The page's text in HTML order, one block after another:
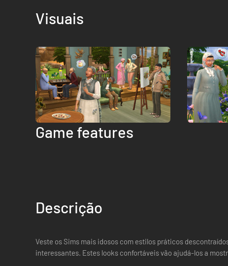
Visuais
Game features
Descrição
Veste os Sims mais idosos com estilos práticos
interessantes. Estes looks confortáveis vão ajudá-los a